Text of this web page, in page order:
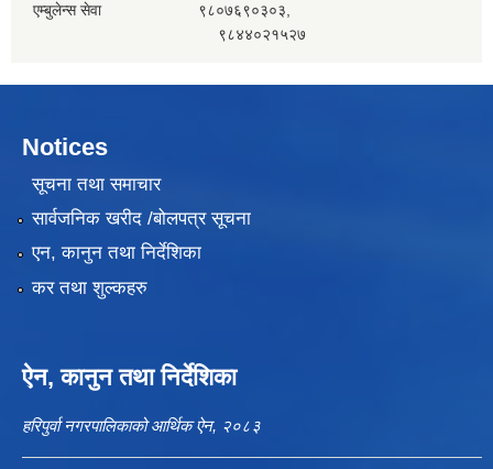
एम्बुलेन्स सेवा ९८०७६९०३०३,
९८४४०२१५२७
Notices
सूचना तथा समाचार
सार्वजनिक खरीद /बोलपत्र सूचना
एन, कानुन तथा निर्देशिका
कर तथा शुल्कहरु
ऐन, कानुन तथा निर्देशिका
हरिपुर्वा नगरपालिकाको आर्थिक ऐन, २०८३